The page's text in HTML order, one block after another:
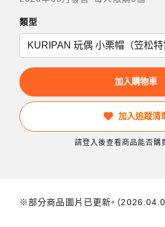
類型
加入購物車
加入追蹤清
請登入後查看商品能否購
※部分商品圖片已更新。（